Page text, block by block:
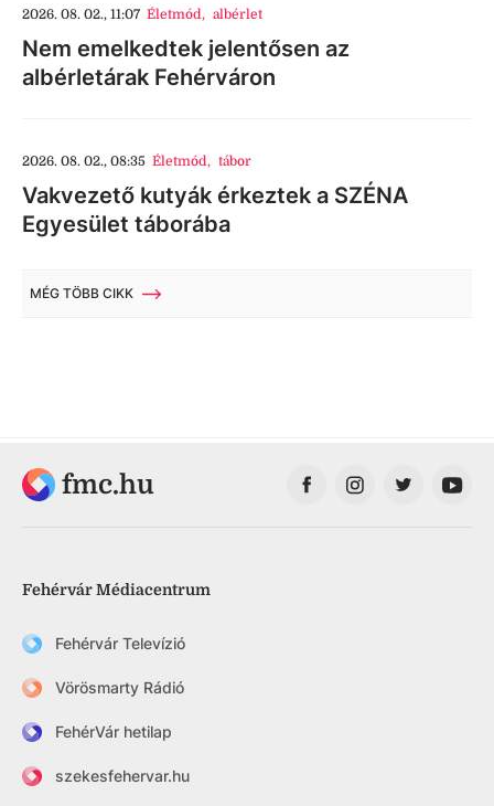
2026. 08. 02., 11:07 Életmód, albérlet
Nem emelkedtek jelentősen az
albérletárak Fehérváron
2026. 08. 02., 08:35 Életmód, tábor
Vakvezető kutyák érkeztek a SZÉNA
Egyesület táborába
MÉG TÖBB CIKK
fmc.hu
Fehérvár Médiacentrum
Fehérvár Televízió
Vörösmarty Rádió
FehérVár hetilap
szekesfehervar.hu